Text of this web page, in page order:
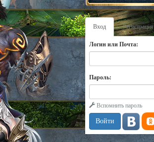
Вход Регистрация
Логин или Почта:
Пароль:
Вспомнить пароль